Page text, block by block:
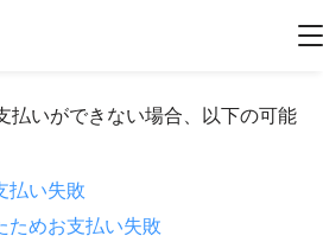
払いができない場合、以下の可能
払い失敗
ためお支払い失敗